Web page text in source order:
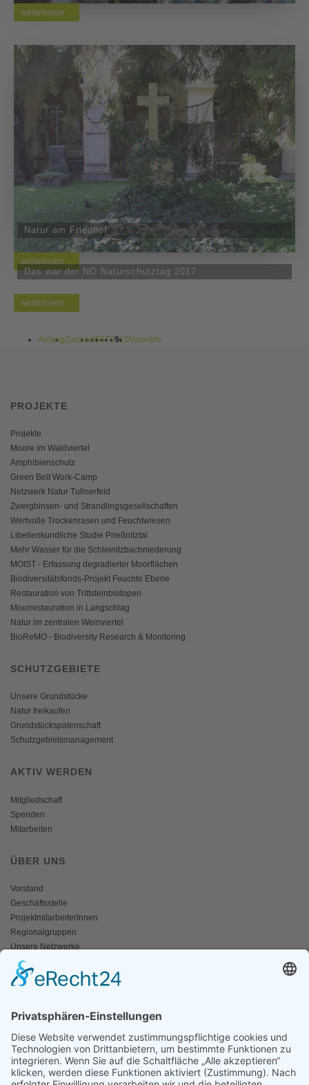
weiterlesen ...
Natur am Friedhof
weiterlesen ...
Das war der NÖ Naturschutztag 2017
weiterlesen ...
AnfangZurück45678910Vorwärts
PROJEKTE
Projekte
Moore im Waldviertel
Amphibienschutz
Green Belt Work-Camp
Netzwerk Natur Tullnerfeld
Zwergbinsen- und Strandlingsgesellschaften
Wertvolle Trockenrasen und Feuchtwiesen
Libellenkundliche Studie Prießnitztal
Mehr Wasser für die Schleinitzbachniederung
MOIST - Erfassung degradierter Moorflächen
Biodiversitätsfonds-Projekt Feuchte Ebene
Restauration von Trittsteinbiotopen
Moorrestauration in Langschlag
Natur im zentralen Weinviertel
BioReMO - Biodiversity Research & Monitoring
SCHUTZGEBIETE
Unsere Grundstücke
Natur freikaufen
Grundstückspatenschaft
Schutzgebietsmanagement
AKTIV WERDEN
Mitgliedschaft
Spenden
Mitarbeiten
ÜBER UNS
Vorstand
Geschäftsstelle
ProjektmitarbeiterInnen
Regionalgruppen
Unsere Netzwerke
Historisches
Impressum/Kontakt
Naturschutz bunt
Broschüren und Folder
Presseaussendungen
Newsletter